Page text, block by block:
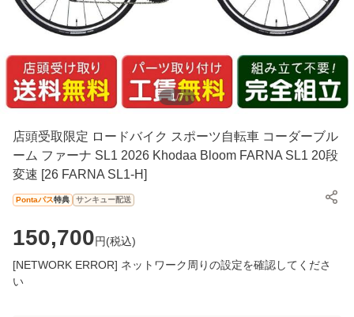
1/7
店頭受取限定 ロードバイク スポーツ自転車 コーダーブル
ーム ファーナ SL1 2026 Khodaa Bloom FARNA SL1 20段
変速 [26 FARNA SL1-H]
Pontaパス特典 サンキュー配送
150,700円(税込)
[NETWORK ERROR] ネットワーク周りの設定を確認してくださ
い